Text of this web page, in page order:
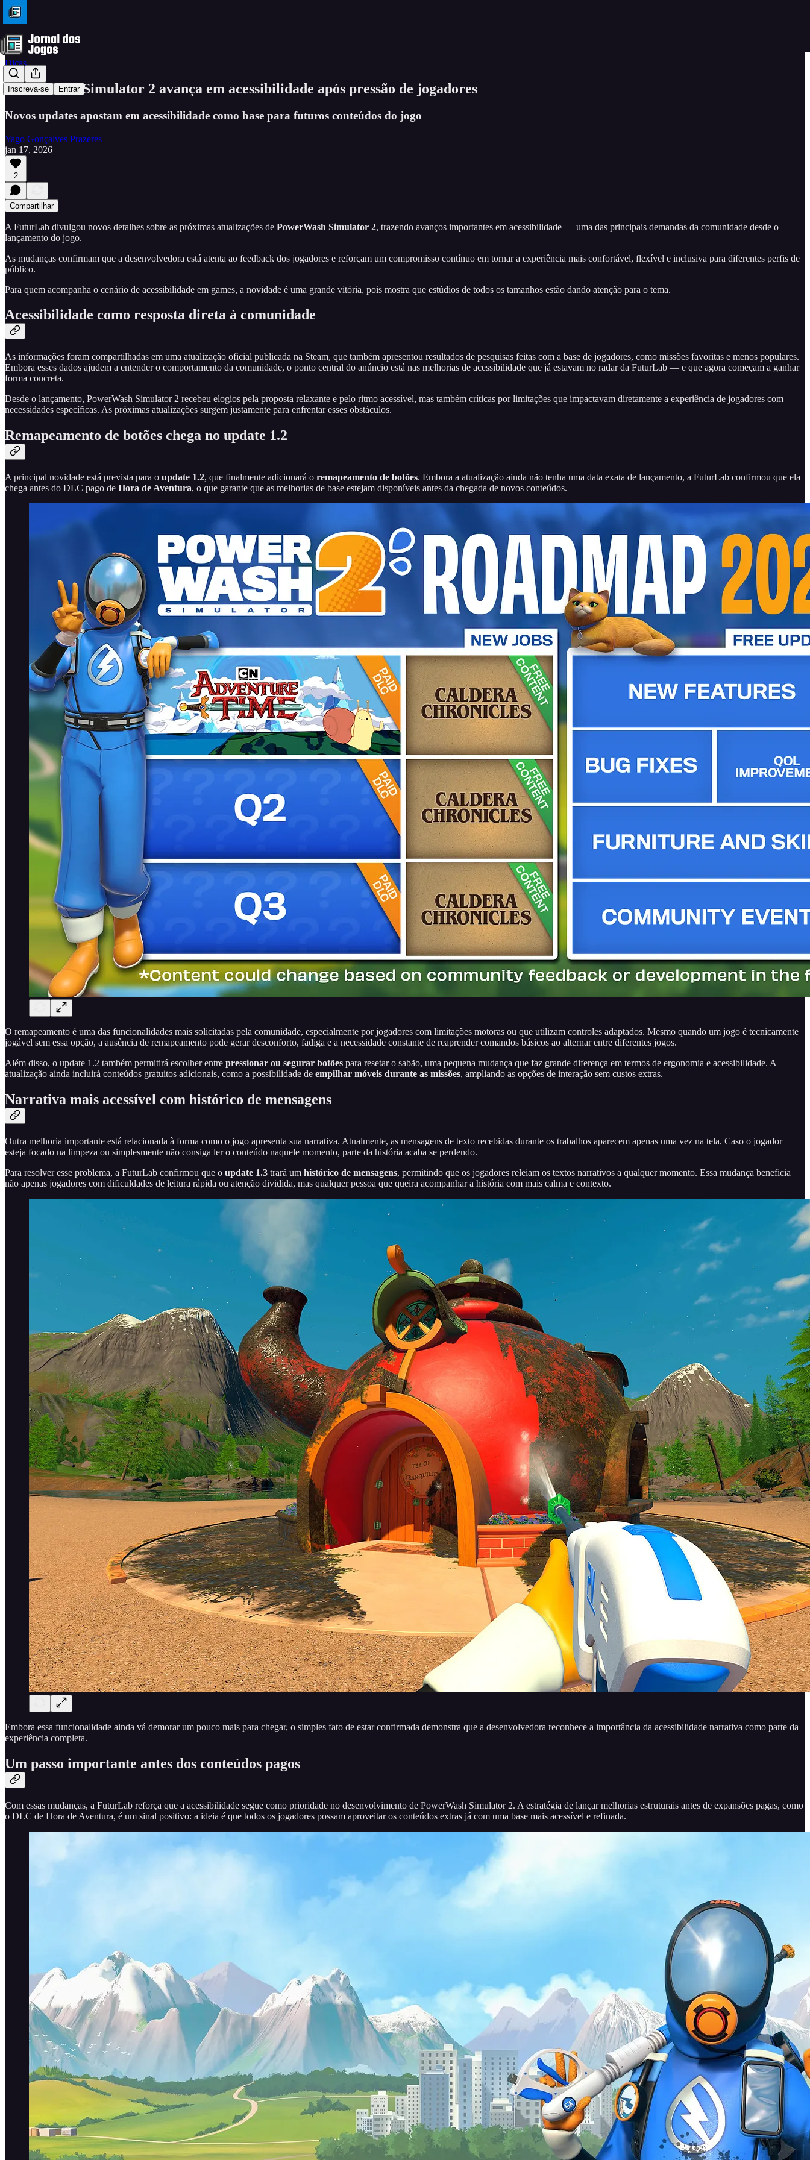
Inscreva-se Entrar
Dicas
PowerWash Simulator 2 avança em acessibilidade após pressão de jogadores
Novos updates apostam em acessibilidade como base para futuros conteúdos do jogo
Yago Gonçalves Prazeres
jan 17, 2026
2
Compartilhar
A FuturLab divulgou novos detalhes sobre as próximas atualizações de PowerWash Simulator 2, trazendo avanços importantes em acessibilidade — uma das principais demandas da comunidade desde o
lançamento do jogo.
As mudanças confirmam que a desenvolvedora está atenta ao feedback dos jogadores e reforçam um compromisso contínuo em tornar a experiência mais confortável, flexível e inclusiva para diferentes perfis de
público.
Para quem acompanha o cenário de acessibilidade em games, a novidade é uma grande vitória, pois mostra que estúdios de todos os tamanhos estão dando atenção para o tema.
Acessibilidade como resposta direta à comunidade
As informações foram compartilhadas em uma atualização oficial publicada na Steam, que também apresentou resultados de pesquisas feitas com a base de jogadores, como missões favoritas e menos populares.
Embora esses dados ajudem a entender o comportamento da comunidade, o ponto central do anúncio está nas melhorias de acessibilidade que já estavam no radar da FuturLab — e que agora começam a ganhar
forma concreta.
Desde o lançamento, PowerWash Simulator 2 recebeu elogios pela proposta relaxante e pelo ritmo acessível, mas também críticas por limitações que impactavam diretamente a experiência de jogadores com
necessidades específicas. As próximas atualizações surgem justamente para enfrentar esses obstáculos.
Remapeamento de botões chega no update 1.2
A principal novidade está prevista para o update 1.2, que finalmente adicionará o remapeamento de botões. Embora a atualização ainda não tenha uma data exata de lançamento, a FuturLab confirmou que ela
chega antes do DLC pago de Hora de Aventura, o que garante que as melhorias de base estejam disponíveis antes da chegada de novos conteúdos.
O remapeamento é uma das funcionalidades mais solicitadas pela comunidade, especialmente por jogadores com limitações motoras ou que utilizam controles adaptados. Mesmo quando um jogo é tecnicamente
jogável sem essa opção, a ausência de remapeamento pode gerar desconforto, fadiga e a necessidade constante de reaprender comandos básicos ao alternar entre diferentes jogos.
Além disso, o update 1.2 também permitirá escolher entre pressionar ou segurar botões para resetar o sabão, uma pequena mudança que faz grande diferença em termos de ergonomia e acessibilidade. A
atualização ainda incluirá conteúdos gratuitos adicionais, como a possibilidade de empilhar móveis durante as missões, ampliando as opções de interação sem custos extras.
Narrativa mais acessível com histórico de mensagens
Outra melhoria importante está relacionada à forma como o jogo apresenta sua narrativa. Atualmente, as mensagens de texto recebidas durante os trabalhos aparecem apenas uma vez na tela. Caso o jogador
esteja focado na limpeza ou simplesmente não consiga ler o conteúdo naquele momento, parte da história acaba se perdendo.
Para resolver esse problema, a FuturLab confirmou que o update 1.3 trará um histórico de mensagens, permitindo que os jogadores releiam os textos narrativos a qualquer momento. Essa mudança beneficia
não apenas jogadores com dificuldades de leitura rápida ou atenção dividida, mas qualquer pessoa que queira acompanhar a história com mais calma e contexto.
Embora essa funcionalidade ainda vá demorar um pouco mais para chegar, o simples fato de estar confirmada demonstra que a desenvolvedora reconhece a importância da acessibilidade narrativa como parte da
experiência completa.
Um passo importante antes dos conteúdos pagos
Com essas mudanças, a FuturLab reforça que a acessibilidade segue como prioridade no desenvolvimento de PowerWash Simulator 2. A estratégia de lançar melhorias estruturais antes de expansões pagas, como
o DLC de Hora de Aventura, é um sinal positivo: a ideia é que todos os jogadores possam aproveitar os conteúdos extras já com uma base mais acessível e refinada.